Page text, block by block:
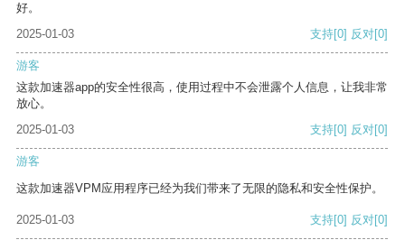
好。
2025-01-03
支持[0] 反对[0]
游客
这款加速器app的安全性很高，使用过程中不会泄露个人信息，让我非常
放心。
2025-01-03
支持[0] 反对[0]
游客
这款加速器VPM应用程序已经为我们带来了无限的隐私和安全性保护。
2025-01-03 支持[0] 反对[0]